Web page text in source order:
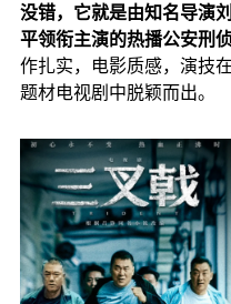
没错，它就是由知名导演
平领衔主演的热播公安刑
作扎实，电影质感，演技
题材电视剧中脱颖而出。